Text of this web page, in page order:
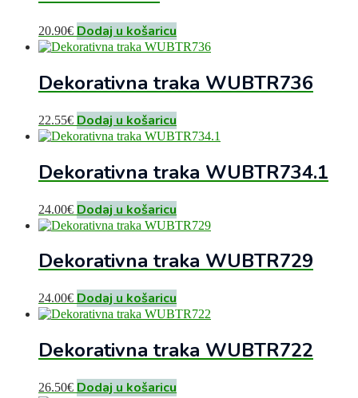
20.90€ Dodaj u košaricu
Dekorativna traka WUBTR736
22.55€ Dodaj u košaricu
Dekorativna traka WUBTR734.1
24.00€ Dodaj u košaricu
Dekorativna traka WUBTR729
24.00€ Dodaj u košaricu
Dekorativna traka WUBTR722
26.50€ Dodaj u košaricu